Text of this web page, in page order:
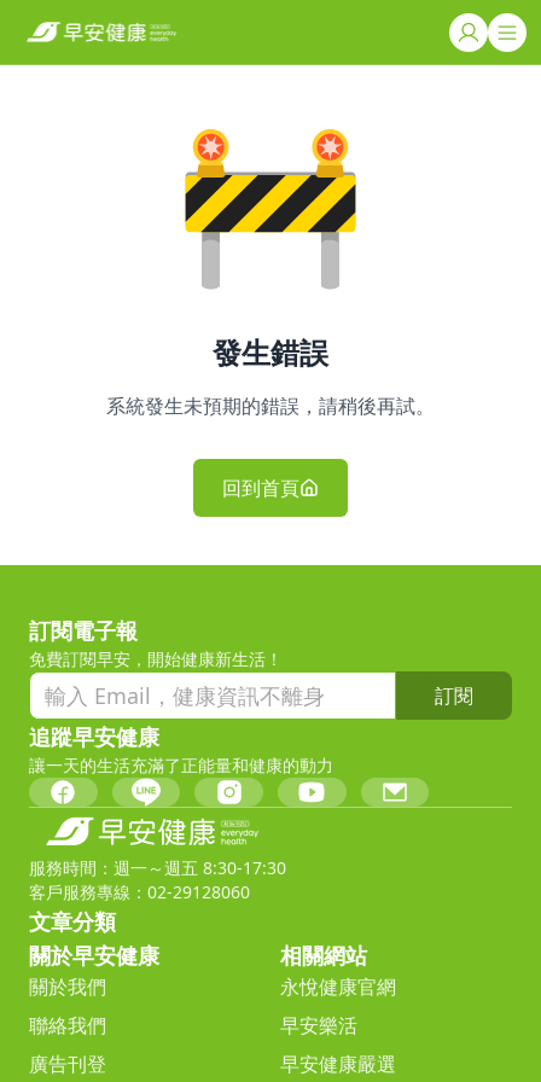
發生錯誤
系統發生未預期的錯誤，請稍後再試。
回到首頁
訂閱電子報
免費訂閱早安，開始健康新生活！
訂閱
追蹤早安健康
讓一天的生活充滿了正能量和健康的動力
服務時間：週一～週五 8:30-17:30
客戶服務專線：02-29128060
文章分類
關於早安健康
關於我們
聯絡我們
廣告刊登
相關網站
永悅健康官網
早安樂活
早安健康嚴選